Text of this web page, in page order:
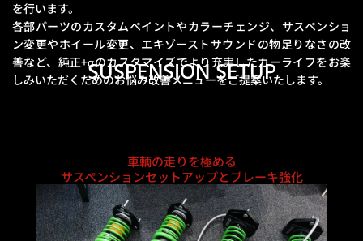
を行います。
各部パーツのカスタムペイントやカラーチェンジ、サスペンショ
ン変更やホイール変更、エキゾーストサウンドの物足りなさの改
善など、 純正+αのカスタマイズでより充実したカーライフをお楽
しみいただくためのお悩み改善メニューをご提案いたします。
SUSPENSION SETUP
車輌の走りを極める
サスペンションセットアップとブレーキ強化